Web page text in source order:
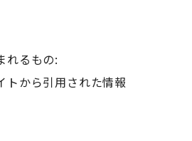
れるもの:
トから引用された情報